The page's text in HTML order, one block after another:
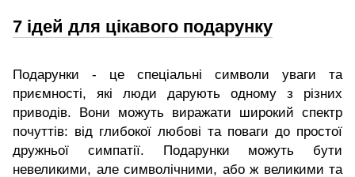
7 ідей для цікавого подарунку
Подарунки - це спеціальні символи уваги та
приємності, які люди дарують одному з різних
приводів. Вони можуть виражати широкий спектр
почуттів: від глибокої любові та поваги до простої
дружньої симпатії. Подарунки можуть бути
невеликими, але символічними, або ж великими та